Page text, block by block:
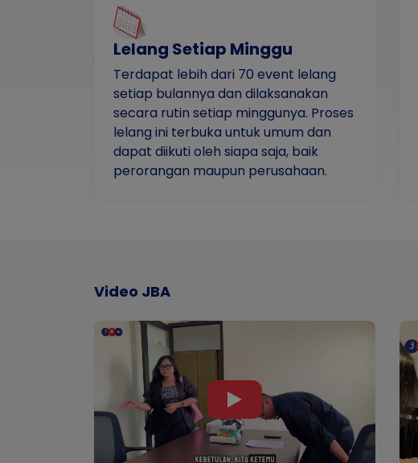
Lelang Setiap Minggu
Terdapat lebih dari 70 event lelang
setiap bulannya dan dilaksanakan
secara rutin setiap minggunya. Proses
lelang ini terbuka untuk umum dan
dapat diikuti oleh siapa saja, baik
perorangan maupun perusahaan.
Video JBA